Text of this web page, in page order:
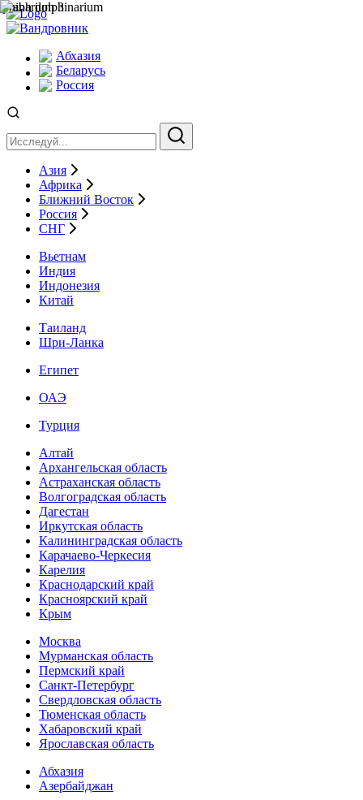
Абхазия
Беларусь
Россия
Азия
Африка
Ближний Восток
Россия
СНГ
Вьетнам
Индия
Индонезия
Китай
Таиланд
Шри-Ланка
Египет
ОАЭ
Турция
Алтай
Архангельская область
Астраханская область
Волгоградская область
Дагестан
Иркутская область
Калининградская область
Карачаево-Черкесия
Карелия
Краснодарский край
Красноярский край
Крым
Москва
Мурманская область
Пермский край
Санкт-Петербург
Свердловская область
Тюменская область
Хабаровский край
Ярославская область
Абхазия
Азербайджан